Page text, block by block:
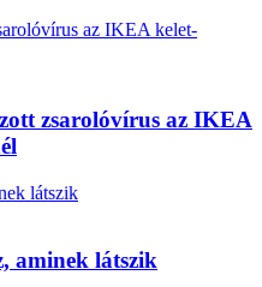
zsarolóvírus az IKEA
aminek látszik